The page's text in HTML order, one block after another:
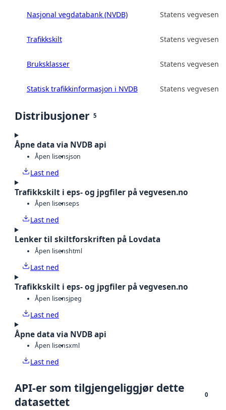
Nasjonal vegdatabank (NVDB) Statens vegvesen
Trafikkskilt Statens vegvesen
Bruksklasser Statens vegvesen
Statisk trafikkinformasjon i NVDB Statens vegvesen
Distribusjoner 5
Åpne data via NVDB api
Åpen lisensjson
Last ned
Trafikkskilt i eps- og jpgfiler på vegvesen.no
Åpen lisenseps
Last ned
Lenker til skiltforskriften på Lovdata
Åpen lisenshtml
Last ned
Trafikkskilt i eps- og jpgfiler på vegvesen.no
Åpen lisensjpeg
Last ned
Åpne data via NVDB api
Åpen lisensxml
Last ned
API-er som tilgjengeliggjør dette
datasettet
0